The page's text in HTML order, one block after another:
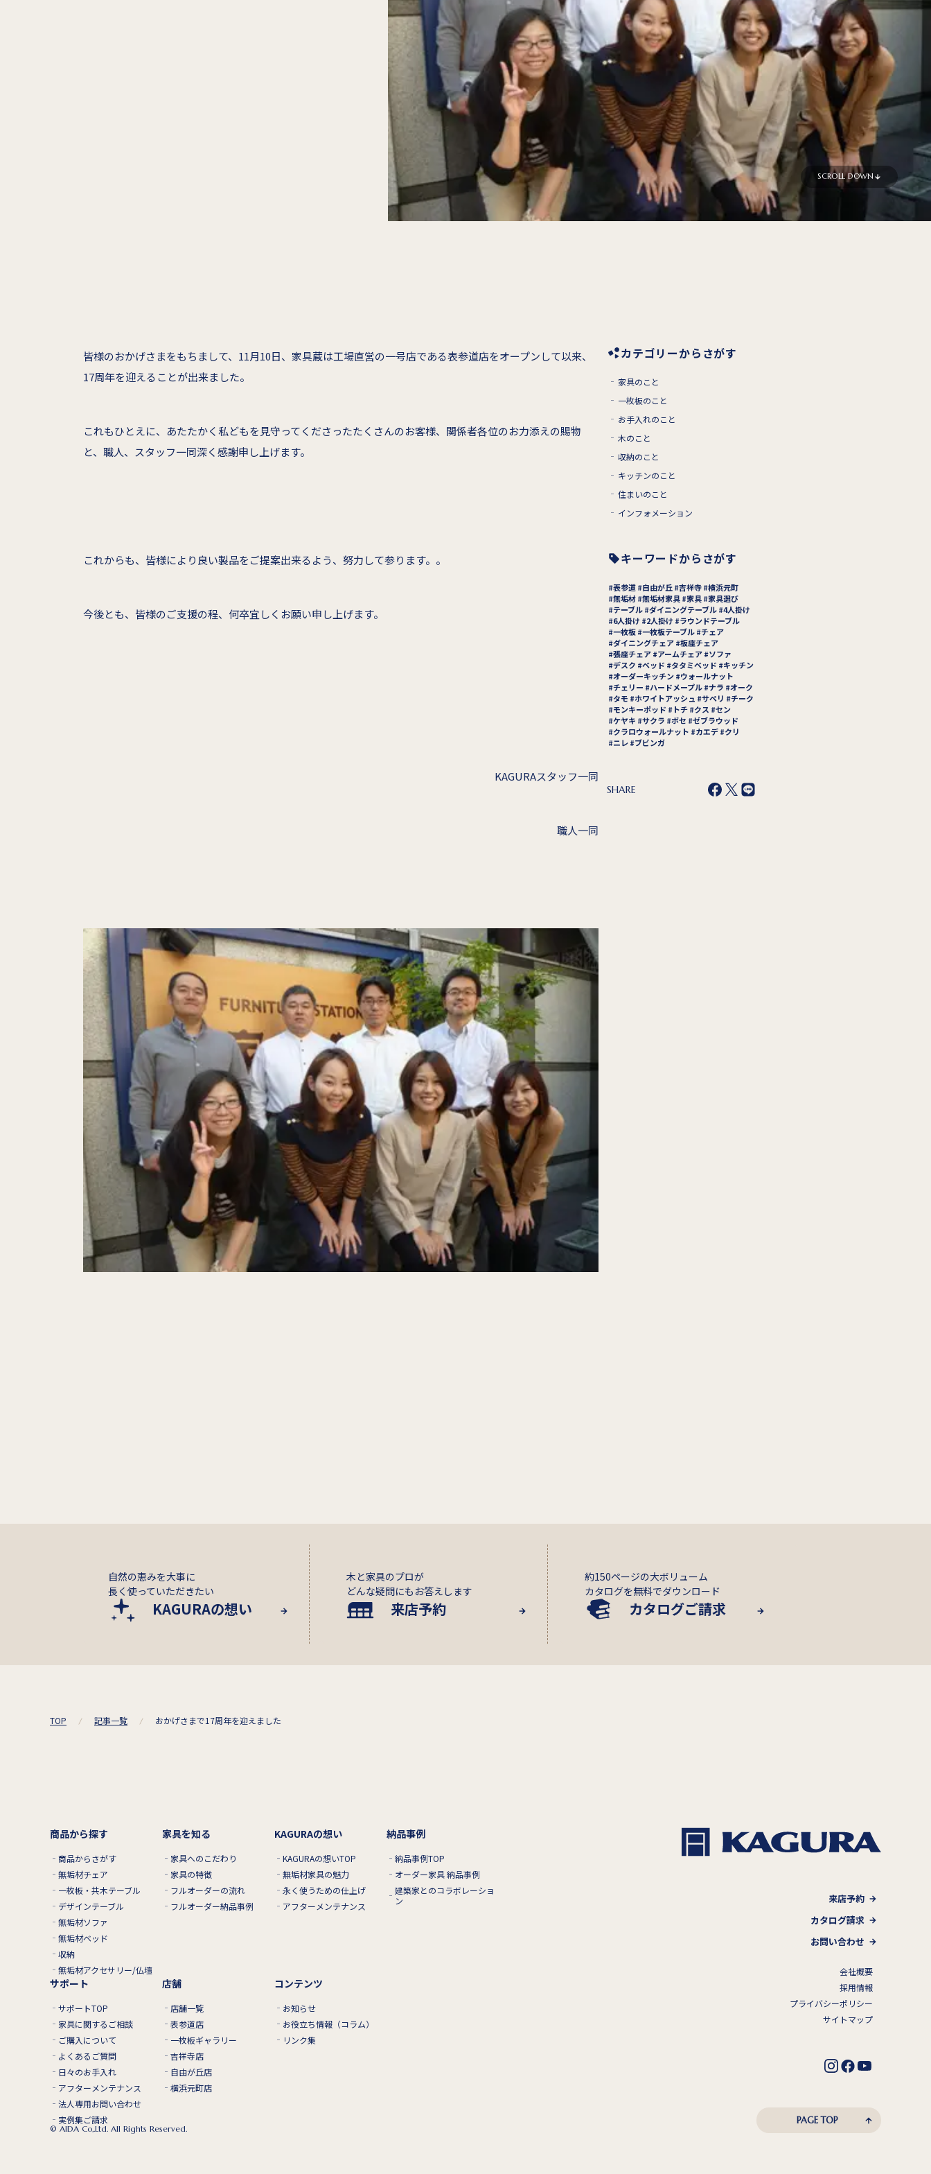
SCROLL DOWN
皆様のおかげさまをもちまして、11月10日、家具蔵は工場直営の一号店である表参道店をオープンして以来、
17周年を迎えることが出来ました。
これもひとえに、あたたかく私どもを見守ってくださったたくさんのお客様、関係者各位のお力添えの賜物
と、職人、スタッフ一同深く感謝申し上げます。
これからも、皆様により良い製品をご提案出来るよう、努力して参ります。。
今後とも、皆様のご支援の程、何卒宜しくお願い申し上げます。
KAGURAスタッフ一同
職人一同
カテゴリーからさがす
家具のこと
一枚板のこと
お手入れのこと
木のこと
収納のこと
キッチンのこと
住まいのこと
インフォメーション
キーワードからさがす
表参道 自由が丘 吉祥寺 横浜元町
無垢材 無垢材家具 家具
家具選び
テーブル ダイニングテーブル 4人掛け
6人掛け
2人掛け
ラウンドテーブル
一枚板 一枚板テーブル チェア
ダイニングチェア 板座チェア
張座チェア
アームチェア
ソファ
デスク
ベッド タタミベッド
キッチン
オーダーキッチン
ウォールナット
チェリー
ハードメープル ナラ
オーク
タモ
ホワイトアッシュ サペリ
チーク
モンキーポッド
トチ クス
セン
ケヤキ
サクラ ボセ
ゼブラウッド
クラロウォールナット
カエデ
クリ
ニレ
ブビンガ
SHARE
自然の恵みを大事に
長く使っていただきたい
KAGURAの想い
木と家具のプロが
どんな疑問にもお答えします
来店予約
約150ページの大ボリューム
カタログを無料でダウンロード
カタログご請求
TOP 記事一覧 おかげさまで17周年を迎えました
商品から探す
商品からさがす
無垢材チェア
一枚板・共木テーブル
デザインテーブル
無垢材ソファ
無垢材ベッド
収納
無垢材アクセサリー/仏壇
家具を知る
家具へのこだわり
家具の特徴
フルオーダーの流れ
フルオーダー納品事例
KAGURAの想い
KAGURAの想いTOP
無垢材家具の魅力
永く使うための仕上げ
アフターメンテナンス
納品事例
納品事例TOP
オーダー家具 納品事例
建築家とのコラボレーショ
ン
サポート
サポートTOP
家具に関するご相談
ご購入について
よくあるご質問
日々のお手入れ
アフターメンテナンス
法人専用お問い合わせ
実例集ご請求
店舗
店舗一覧
表参道店
一枚板ギャラリー
吉祥寺店
自由が丘店
横浜元町店
コンテンツ
お知らせ
お役立ち情報（コラム）
リンク集
© AIDA Co,.Ltd. All Rights Reserved.
来店予約
カタログ請求
お問い合わせ
会社概要
採用情報
プライバシーポリシー
サイトマップ
PAGE TOP